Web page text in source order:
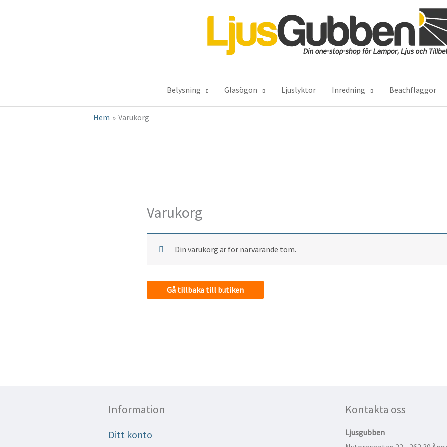
Belysning Glasögon Ljuslyktor Inredning Beachflaggor
Hem Varukorg
Varukorg
Din varukorg är för närvarande tom.
Gå tillbaka till butiken
Information
Ditt konto
Kontakta oss
Ljusgubben